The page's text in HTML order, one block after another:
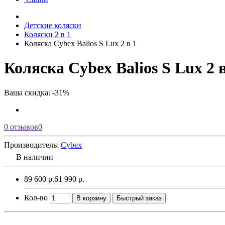
Детские коляски
Коляски 2 в 1
Коляска Cybex Balios S Lux 2 в 1
Коляска Cybex Balios S Lux 2
Ваша скидка: -31%
0 отзывов0
Производитель: Cybex
В наличии
89 600 р.61 990 р.
Кол-во В корзину Быстрый заказ